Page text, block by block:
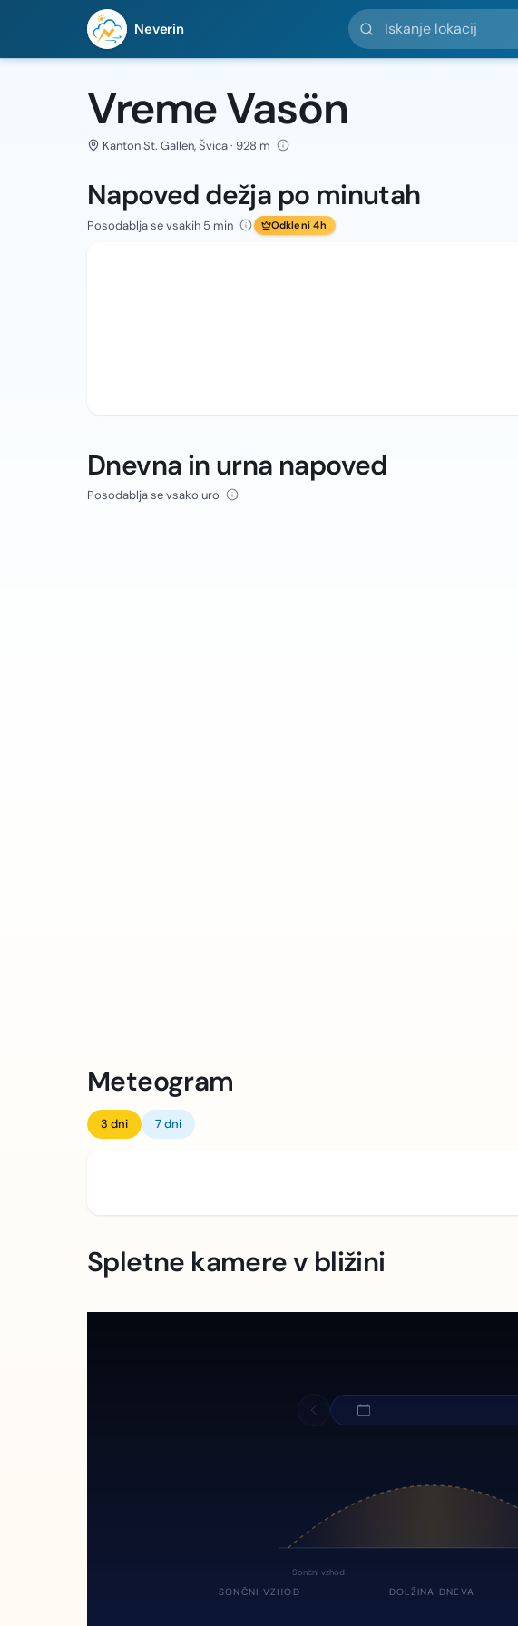
Neverin
Iskanje lokacij
Vreme Vasön
Kanton St. Gallen, Švica · 928 m
Napoved dežja po minutah
Posodablja se vsakih 5 min Odkleni 4h
Dnevna in urna napoved
Posodablja se vsako uro
Meteogram
3 dni 7 dni
Spletne kamere v bližini
Sončni vzhod
SONČNI VZHOD DOLŽINA DNEVA